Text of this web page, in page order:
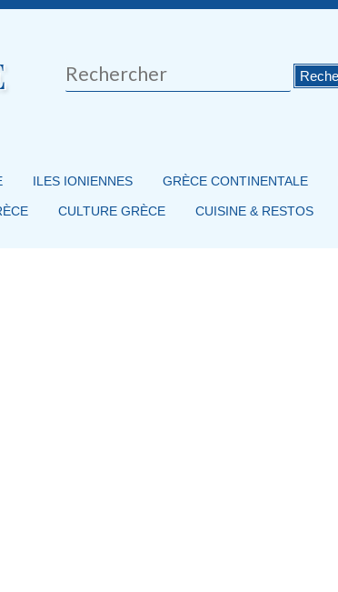
Rechercher
ILES IONIENNES GRÈCE CONTINENTALE
CULTURE GRÈCE CUISINE & RESTOS